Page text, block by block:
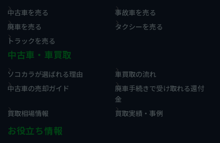
中古車を売る
事故車を売る
廃車を売る
タクシーを売る
トラックを売る
中古車・車買取
ソコカラが選ばれる理由
車買取の流れ
中古車の売却ガイド
廃車手続きで受け取れる還付
金
買取相場情報
買取実績・事例
お役立ち情報